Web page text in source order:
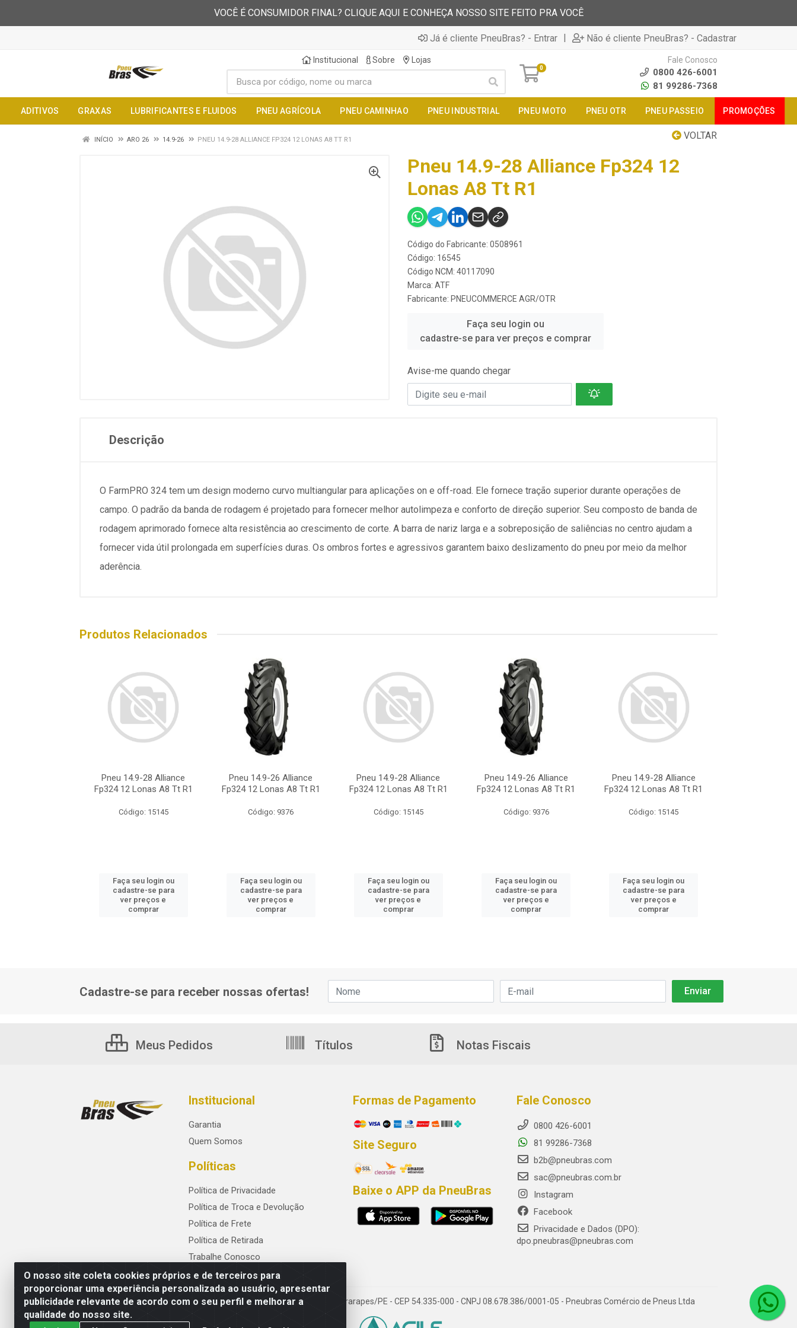
VOCÊ É CONSUMIDOR FINAL? CLIQUE AQUI E CONHEÇA NOSSO SITE FEITO PRA VOCÊ
Já é cliente PneuBras? - Entrar | Não é cliente PneuBras? - Cadastrar
Institucional Sobre Lojas
0
Fale Conosco
0800 426-6001
81 99286-7368
ADITIVOS GRAXAS LUBRIFICANTES E FLUIDOS PNEU AGRÍCOLA PNEU CAMINHAO PNEU INDUSTRIAL PNEU MOTO PNEU OTR PNEU PASSEIO PROMOÇÕES
VOLTAR
INÍCIO ARO 26 14.9-26 PNEU 14.9-28 ALLIANCE FP324 12 LONAS A8 TT R1
Pneu 14.9-28 Alliance Fp324 12
Lonas A8 Tt R1
Código do Fabricante: 0508961
Código: 16545
Código NCM: 40117090
Marca: ATF
Fabricante: PNEUCOMMERCE AGR/OTR
Faça seu login ou
cadastre-se para ver preços e comprar
Avise-me quando chegar
Descrição
O FarmPRO 324 tem um design moderno curvo multiangular para aplicações on e off-road. Ele fornece tração superior durante operações de
campo. O padrão da banda de rodagem é projetado para fornecer melhor autolimpeza e conforto de direção superior. Seu composto de banda de
rodagem aprimorado fornece alta resistência ao crescimento de corte. A barra de nariz larga e a sobreposição de saliências no centro ajudam a
fornecer vida útil prolongada em superfícies duras. Os ombros fortes e agressivos garantem baixo deslizamento do pneu por meio da melhor
aderência.
Produtos Relacionados
Pneu 14.9-28 Alliance
Fp324 12 Lonas A8 Tt R1
Código: 15145
Faça seu login ou
cadastre-se para
ver preços e
comprar
Pneu 14.9-26 Alliance
Fp324 12 Lonas A8 Tt R1
Código: 9376
Faça seu login ou
cadastre-se para
ver preços e
comprar
Pneu 14.9-28 Alliance
Fp324 12 Lonas A8 Tt R1
Código: 15145
Faça seu login ou
cadastre-se para
ver preços e
comprar
Pneu 14.9-26 Alliance
Fp324 12 Lonas A8 Tt R1
Código: 9376
Faça seu login ou
cadastre-se para
ver preços e
comprar
Pneu 14.9-28 Alliance
Fp324 12 Lonas A8 Tt R1
Código: 15145
Faça seu login ou
cadastre-se para
ver preços e
comprar
O nosso site coleta cookies próprios e de terceiros para
proporcionar uma experiência personalizada ao usuário, apresentar
publicidade relevante de acordo com o seu perfil e melhorar a
qualidade do nosso site.
Cadastre-se para receber nossas ofertas!
Meus Pedidos Títulos Notas Fiscais
Institucional
Garantia
Quem Somos
Políticas
Política de Privacidade
Política de Troca e Devolução
Política de Frete
Política de Retirada
Trabalhe Conosco
Formas de Pagamento
Site Seguro
Baixe o APP da PneuBras
Fale Conosco
0800 426-6001
81 99286-7368
b2b@pneubras.com
sac@pneubras.com.br
Instagram
Facebook
Privacidade e Dados (DPO):
dpo.pneubras@pneubras.com
PneuBras - Rodovia BR-101, KM 82 - Prazeres, Jaboatão dos Guararapes/PE - CEP 54.335-000 - CNPJ 08.678.386/0001-05 - Pneubras Comércio de Pneus Ltda